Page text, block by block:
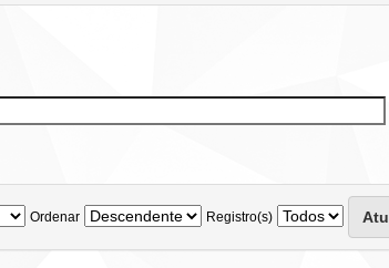
Ordenar Registro(s)